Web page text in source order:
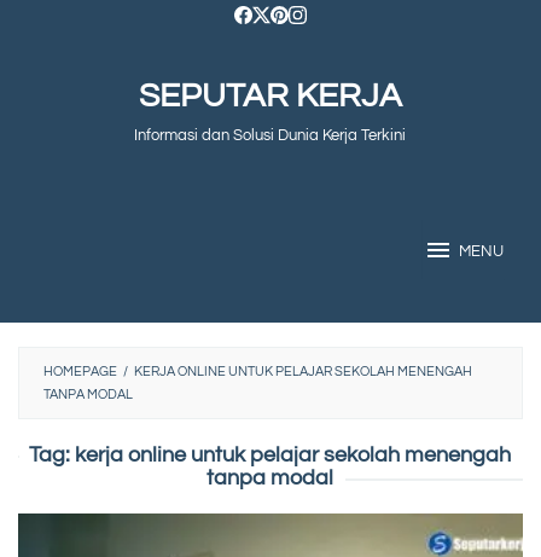
SEPUTAR KERJA
Informasi dan Solusi Dunia Kerja Terkini
MENU
HOMEPAGE / KERJA ONLINE UNTUK PELAJAR SEKOLAH MENENGAH
TANPA MODAL
Tag: kerja online untuk pelajar sekolah menengah
tanpa modal